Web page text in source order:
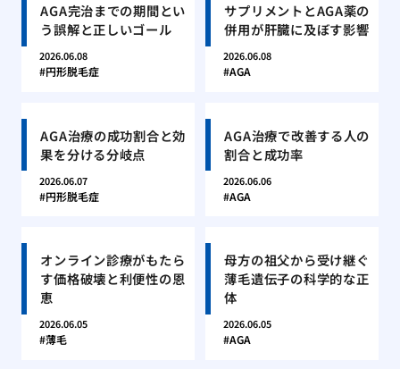
AGA完治までの期間とい
う誤解と正しいゴール
2026.06.08
円形脱毛症
サプリメントとAGA薬の
併用が肝臓に及ぼす影響
2026.06.08
AGA
AGA治療の成功割合と効
果を分ける分岐点
2026.06.07
円形脱毛症
AGA治療で改善する人の
割合と成功率
2026.06.06
AGA
オンライン診療がもたら
す価格破壊と利便性の恩
恵
2026.06.05
薄毛
母方の祖父から受け継ぐ
薄毛遺伝子の科学的な正
体
2026.06.05
AGA